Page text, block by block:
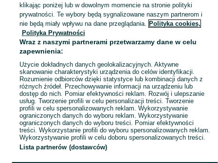
Antyki i przedmioty kolekcjonerskie na OLX – odkryj wyjątkowe oferty antyków i rzadkich przedmiotów. Sprawdź unikalne kolekcje! Miejsce Piastowe i okolice. Zobacz
Mapa kategorii
Mapa miejscowości
Mapa ministron
Popularne wyszukiwania
klikając poniżej lub w dowolnym momencie na stronie polityki
prywatności. Te wybory będą sygnalizowane naszym partnerom i
nie będą miały wpływu na dane przeglądania. Polityka cookies,
Polityka Prywatności
Wraz z naszymi partnerami przetwarzamy dane w celu
zapewnienia:
Użycie dokładnych danych geolokalizacyjnych. Aktywne
skanowanie charakterystyki urządzenia do celów identyfikacji.
Rozumienie odbiorców dzięki statystyce lub kombinacji danych z
różnych źródeł. Przechowywanie informacji na urządzeniu lub
dostęp do nich. Pomiar efektywności reklam. Rozwój i ulepszanie
usług. Tworzenie profili w celu personalizacji treści. Tworzenie
profili w celu spersonalizowanych reklam. Wykorzystywanie
ograniczonych danych do wyboru reklam. Wykorzystywanie
ograniczonych danych do wyboru treści. Pomiar efektywności
treści. Wykorzystanie profili do wyboru spersonalizowanych reklam.
Wykorzystywanie profili w celu doboru spersonalizowanych treści.
Lista partnerów (dostawców)